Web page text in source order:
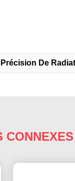
De
CONNEXES